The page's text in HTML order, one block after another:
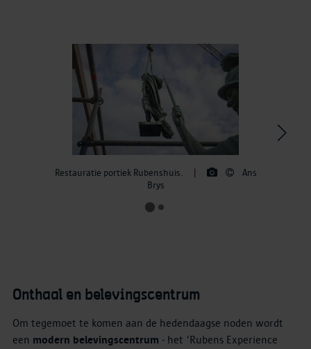
Restauratie portiek Rubenshuis.
Ans
Brys
>
Onthaal en belevingscentrum
Om tegemoet te komen aan de hedendaagse noden wordt
een modern belevingscentrum - het 'Rubens Experience